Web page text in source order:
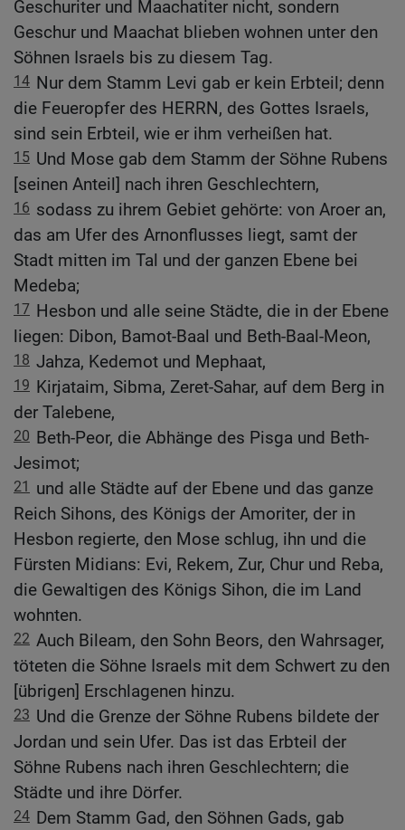
Geschuriter und Maachatiter nicht, sondern
Geschur und Maachat blieben wohnen unter den
Söhnen Israels bis zu diesem Tag.
14 Nur dem Stamm Levi gab er kein Erbteil; denn
die Feueropfer des HERRN, des Gottes Israels,
sind sein Erbteil, wie er ihm verheißen hat.
15 Und Mose gab dem Stamm der Söhne Rubens
[seinen Anteil] nach ihren Geschlechtern,
16 sodass zu ihrem Gebiet gehörte: von Aroer an,
das am Ufer des Arnonflusses liegt, samt der
Stadt mitten im Tal und der ganzen Ebene bei
Medeba;
17 Hesbon und alle seine Städte, die in der Ebene
liegen: Dibon, Bamot-Baal und Beth-Baal-Meon,
18 Jahza, Kedemot und Mephaat,
19 Kirjataim, Sibma, Zeret-Sahar, auf dem Berg in
der Talebene,
20 Beth-Peor, die Abhänge des Pisga und Beth-
Jesimot;
21
und alle Städte auf der Ebene und das ganze
Reich Sihons, des Königs der Amoriter, der in
Hesbon regierte, den Mose schlug, ihn und die
Fürsten Midians: Evi, Rekem, Zur, Chur und Reba,
die Gewaltigen des Königs Sihon, die im Land
wohnten.
22 Auch Bileam, den Sohn Beors, den Wahrsager,
töteten die Söhne Israels mit dem Schwert zu den
[übrigen] Erschlagenen hinzu.
23 Und die Grenze der Söhne Rubens bildete der
Jordan und sein Ufer. Das ist das Erbteil der
Söhne Rubens nach ihren Geschlechtern; die
Städte und ihre Dörfer.
24 Dem Stamm Gad, den Söhnen Gads, gab